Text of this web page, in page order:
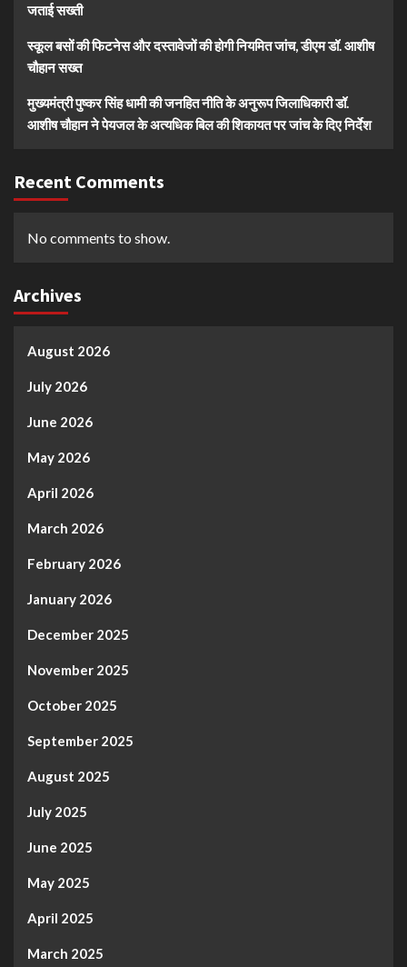
जताई सख्ती
स्कूल बसों की फिटनेस और दस्तावेजों की होगी नियमित जांच, डीएम डॉ. आशीष
चौहान सख्त
मुख्यमंत्री पुष्कर सिंह धामी की जनहित नीति के अनुरूप जिलाधिकारी डॉ.
आशीष चौहान ने पेयजल के अत्यधिक बिल की शिकायत पर जांच के दिए निर्देश
Recent Comments
No comments to show.
Archives
August 2026
July 2026
June 2026
May 2026
April 2026
March 2026
February 2026
January 2026
December 2025
November 2025
October 2025
September 2025
August 2025
July 2025
June 2025
May 2025
April 2025
March 2025